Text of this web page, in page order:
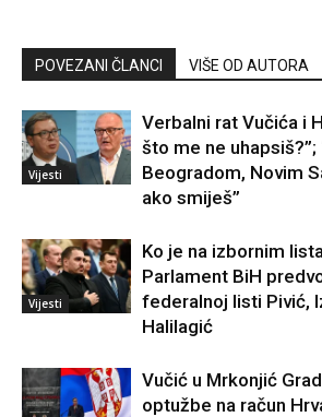
POVEZANI ČLANCI VIŠE OD AUTORA
Vijesti
Verbalni rat Vučića i
što me ne
Beogradom, Novim
ako smiješ”
Vijesti
Ko je na izbornim
Parlament BiH
federalnoj listi Pivić,
Halilagić
Vučić u Mrkonjić
optužbe na račun